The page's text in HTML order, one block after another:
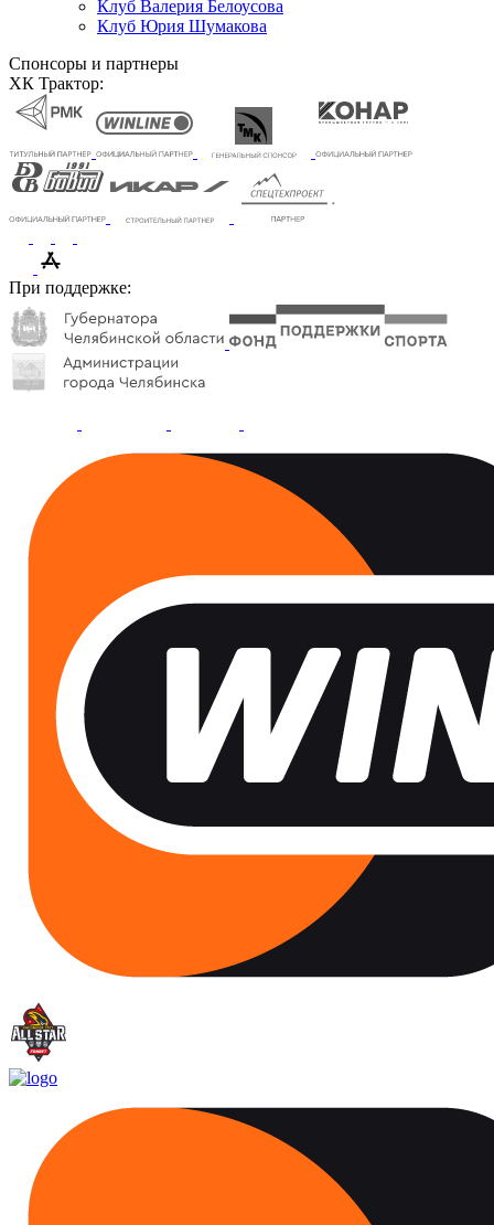
Клуб Валерия Белоусова
Клуб Юрия Шумакова
Спонсоры и партнеры
ХК Трактор:
При поддержке: